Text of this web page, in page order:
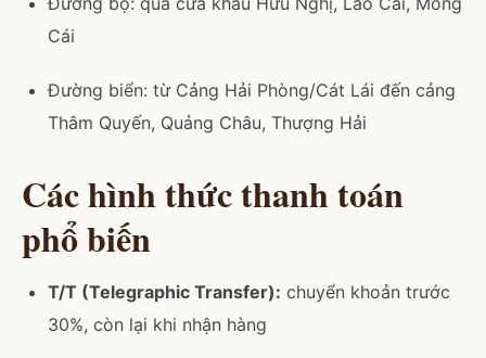
Cái
Đường biển: từ Cảng Hải Phòng/Cát Lái đến cảng
Thâm Quyến, Quảng Châu, Thượng Hải
Các hình thức thanh toán
phổ biến
T/T (Telegraphic Transfer): chuyển khoản trước
30%, còn lại khi nhận hàng